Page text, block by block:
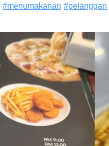
#menumakanan #pelanggan